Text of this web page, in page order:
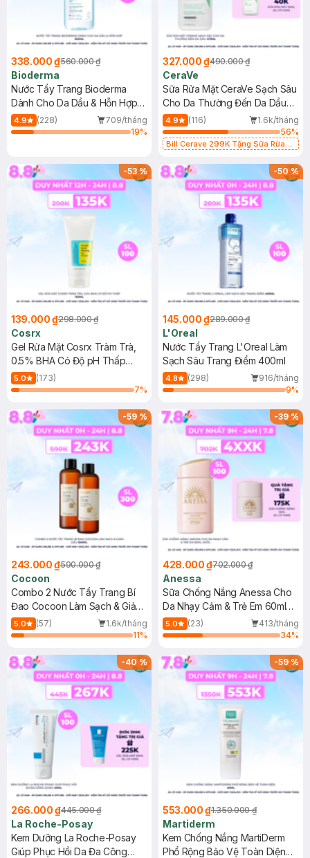
338.000 ₫560.000 ₫
Bioderma
Nước Tẩy Trang Bioderma
Dành Cho Da Dầu & Hỗn Hợp
500ml
4.9 (228)
709/tháng
19%
327.000 ₫490.000 ₫
CeraVe
Sữa Rửa Mặt CeraVe Sạch Sâu
Cho Da Thường Đến Da Dầu
473ml
4.9 (116)
1.6k/tháng
56%
Bill Cerave 299K Tặng Sữa Rửa
-53%
139.000 ₫298.000 ₫
Cosrx
Gel Rửa Mặt Cosrx Tràm Trà,
0.5% BHA Có Độ pH Thấp
150ml
5.0
(173)
7%
-50%
145.000 ₫289.000 ₫
L'Oreal
Nước Tẩy Trang L'Oreal Làm
Sạch Sâu Trang Điểm 400ml
4.8 (298)
916/tháng
9%
-59%
243.000 ₫590.000 ₫
Cocoon
Combo 2 Nước Tẩy Trang Bí
Đao Cocoon Làm Sạch & Giảm
Dầu 500ml
5.0 (57)
1.6k/tháng
11%
-39%
428.000 ₫702.000 ₫
Anessa
Sữa Chống Nắng Anessa Cho
Da Nhạy Cảm & Trẻ Em 60ml
(Mới)
5.0 (23)
413/tháng
34%
-40%
266.000 ₫445.000 ₫
La Roche-Posay
Kem Dưỡng La Roche-Posay
Giúp Phục Hồi Da Đa Công
-59%
553.000 ₫1.350.000 ₫
Martiderm
Kem Chống Nắng MartiDerm
Phổ Rộng Bảo Vệ Toàn Diện